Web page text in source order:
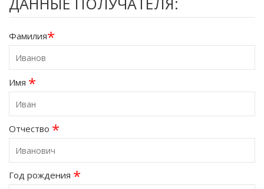
Фамилия*
Имя *
Отчество *
Год рождения *